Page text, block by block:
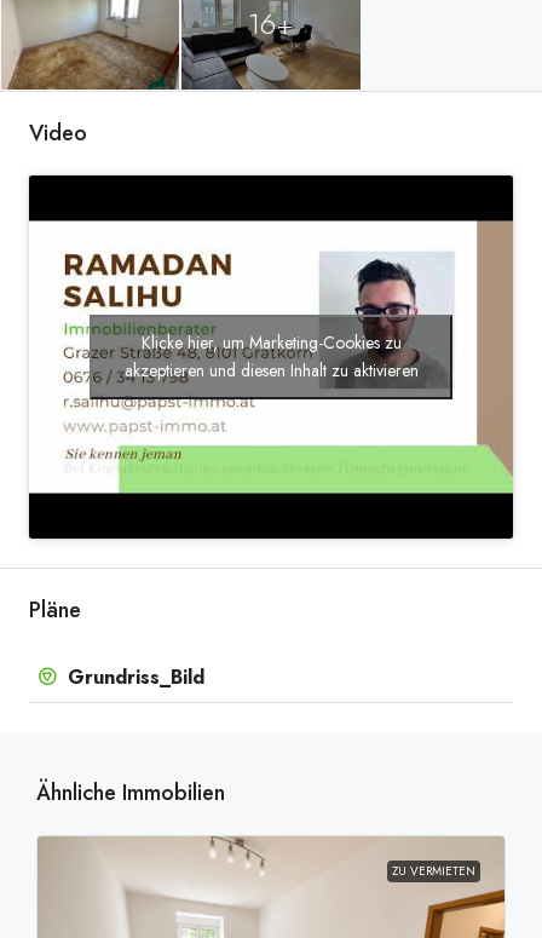
20251001_093357762_iOS
16+
Video
Klicke hier, um Marketing-Cookies zu
akzeptieren und diesen Inhalt zu aktivieren
Pläne
Grundriss_Bild
Ähnliche Immobilien
ZU VERMIETEN